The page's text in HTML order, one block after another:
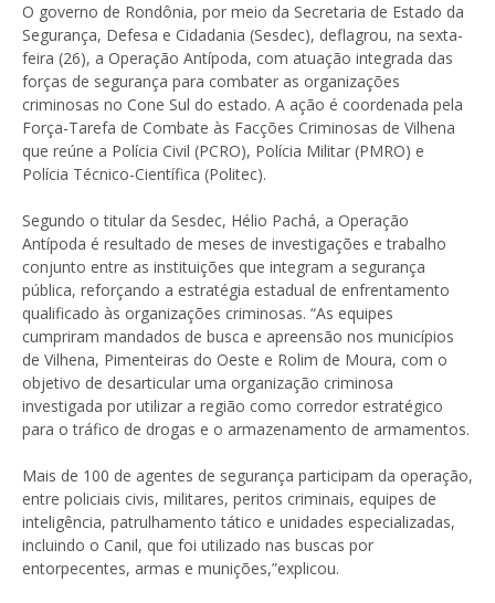
O governo de Rondônia, por meio da Secretaria de Estado da
Segurança, Defesa e Cidadania (Sesdec), deflagrou, na sexta-
feira (26), a Operação Antípoda, com atuação integrada das
forças de segurança para combater as organizações
criminosas no Cone Sul do estado. A ação é coordenada pela
Força-Tarefa de Combate às Facções Criminosas de Vilhena
que reúne a Polícia Civil (PCRO), Polícia Militar (PMRO) e
Polícia Técnico-Científica (Politec).
Segundo o titular da Sesdec, Hélio Pachá, a Operação
Antípoda é resultado de meses de investigações e trabalho
conjunto entre as instituições que integram a segurança
pública, reforçando a estratégia estadual de enfrentamento
qualificado às organizações criminosas. “As equipes
cumpriram mandados de busca e apreensão nos municípios
de Vilhena, Pimenteiras do Oeste e Rolim de Moura, com o
objetivo de desarticular uma organização criminosa
investigada por utilizar a região como corredor estratégico
para o tráfico de drogas e o armazenamento de armamentos.
Mais de 100 de agentes de segurança participam da operação,
entre policiais civis, militares, peritos criminais, equipes de
inteligência, patrulhamento tático e unidades especializadas,
incluindo o Canil, que foi utilizado nas buscas por
entorpecentes, armas e munições,”explicou.